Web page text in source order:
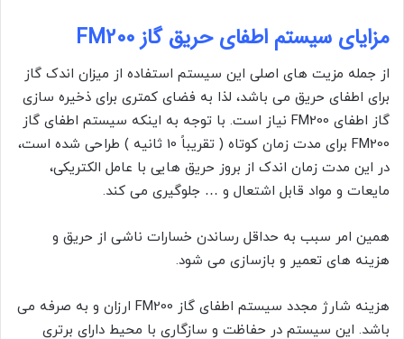
مزایای سیستم اطفای حریق گاز FM200
از جمله مزیت های اصلی این سیستم استفاده از میزان اندک گاز
برای اطفای حریق می باشد، لذا به فضای کمتری برای ذخیره سازی
گاز اطفای FM200 نیاز است. با توجه به اینکه سیستم اطفای گاز
FM200 برای مدت زمان کوتاه ( تقریباً 10 ثانیه ) طراحی شده است،
در این مدت زمان اندک از بروز حریق هایی با عامل الکتریکی،
مایعات و مواد قابل اشتعال و … جلوگیری می کند.
همین امر سبب به حداقل رساندن خسارات ناشی از حریق و
هزینه های تعمیر و بازسازی می شود.
هزینه شارژ مجدد سیستم اطفای گاز FM200 ارزان و به صرفه می
باشد. این سیستم در حفاظت و سازگاری با محیط دارای برتری